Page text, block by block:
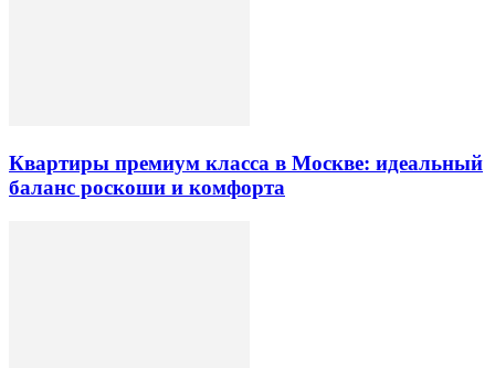
Квартиры премиум класса в Москве: идеальный
баланс роскоши и комфорта